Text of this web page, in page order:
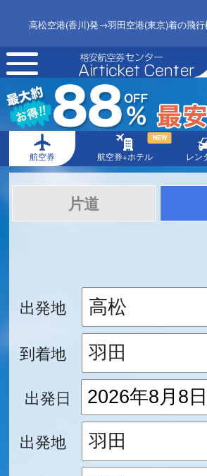
高松空港(香川)発→羽田空港(東京)着の飛
toggle
navigation
航空券 航空券+ホテル
NEW
レン
片道
出発地
到着地
出発日
出発地